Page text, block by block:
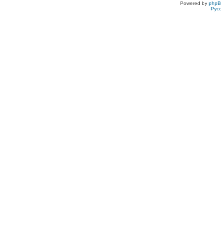
Powered by